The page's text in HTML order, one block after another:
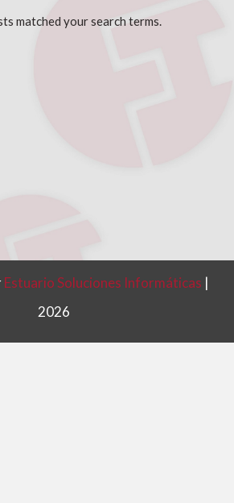
matched your search terms.
Estuario Soluciones Informáticas |
2026